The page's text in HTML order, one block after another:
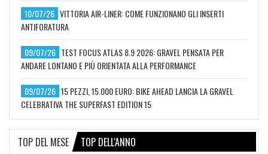
10/07/26 VITTORIA AIR-LINER: COME FUNZIONANO GLI INSERTI
ANTIFORATURA
09/07/26 TEST FOCUS ATLAS 8.9 2026: GRAVEL PENSATA PER
ANDARE LONTANO E PIÙ ORIENTATA ALLA PERFORMANCE
09/07/26 15 PEZZI, 15.000 EURO: BIKE AHEAD LANCIA LA GRAVEL
CELEBRATIVA THE SUPERFAST EDITION 15
TOP DEL MESE TOP DELL'ANNO